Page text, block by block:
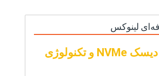
لینوکس
مجهز به دیسک NVMe و تکنولوژی